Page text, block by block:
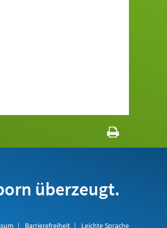
überzeugt.
Barrierefreiheit Leichte Sprache